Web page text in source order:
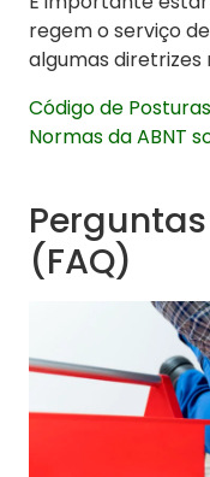
regem o serviço
algumas diretrizes
Código de
Normas da ABNT
(FAQ)